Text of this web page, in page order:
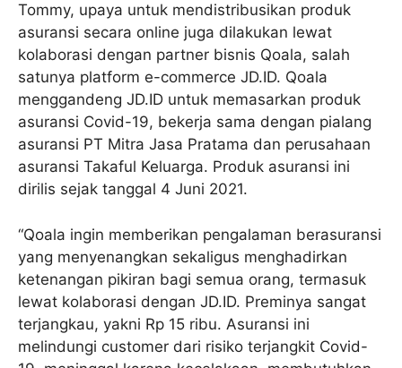
Tommy, upaya untuk mendistribusikan produk
asuransi secara online juga dilakukan lewat
kolaborasi dengan partner bisnis Qoala, salah
satunya platform e-commerce JD.ID. Qoala
menggandeng JD.ID untuk memasarkan produk
asuransi Covid-19, bekerja sama dengan pialang
asuransi PT Mitra Jasa Pratama dan perusahaan
asuransi Takaful Keluarga. Produk asuransi ini
dirilis sejak tanggal 4 Juni 2021.
“Qoala ingin memberikan pengalaman berasuransi
yang menyenangkan sekaligus menghadirkan
ketenangan pikiran bagi semua orang, termasuk
lewat kolaborasi dengan JD.ID. Preminya sangat
terjangkau, yakni Rp 15 ribu. Asuransi ini
melindungi customer dari risiko terjangkit Covid-